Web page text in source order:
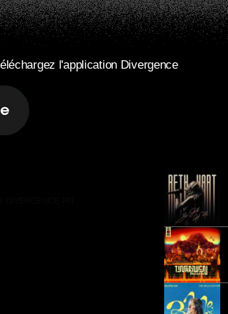
l'application Divergence